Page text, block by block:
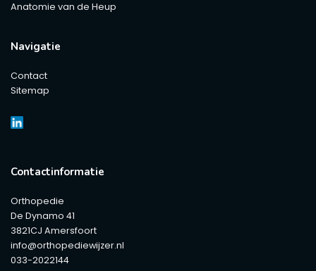
Anatomie van de Heup
Navigatie
Contact
Sitemap
Contactinformatie
Orthopedie
De Dynamo 41
3821CJ Amersfoort
info@orthopediewijzer.nl
033-2022144